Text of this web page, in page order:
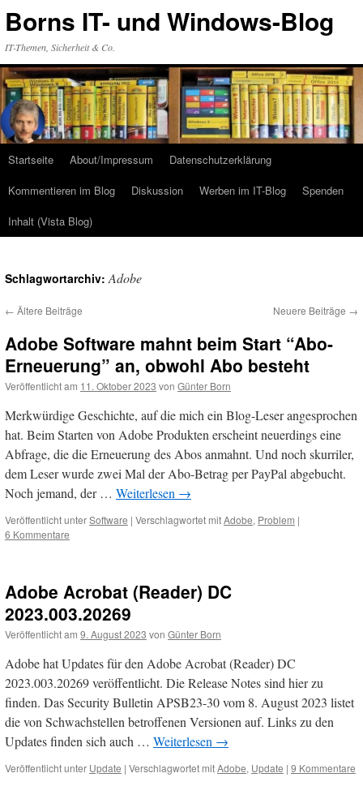
Inhalt
Borns IT- und Windows-Blog
IT-Themen, Sicherheit & Co.
Startseite About/Impressum
Datenschutzerklärung
Kommentieren im Blog
Diskussion Werben im IT-Blog
Spenden
Inhalt (Vista Blog)
Schlagwortarchiv:Adobe
← Ältere Beiträge Neuere Beiträge →
Adobe Software mahnt beim Start “Abo-
Erneuerung” an, obwohl Abo besteht
Veröffentlicht am 11. Oktober 2023 von Günter Born
Merkwürdige Geschichte, auf die mich ein Blog-Leser angesprochen
hat. Beim Starten von Adobe Produkten erscheint neuerdings eine
Abfrage, die die Erneuerung des Abos anmahnt. Und noch skurriler,
dem Leser wurde zwei Mal der Abo-Betrag per PayPal abgebucht.
Noch jemand, der … Weiterlesen →
Veröffentlicht unterSoftware | Verschlagwortet mitAdobe, Problem |
6 Kommentare
Adobe Acrobat (Reader) DC
2023.003.20269
Veröffentlicht am 9. August 2023 von Günter Born
Adobe hat Updates für den Adobe Acrobat (Reader) DC
2023.003.20269 veröffentlicht. Die Release Notes sind hier zu
finden. Das Security Bulletin APSB23-30 vom 8. August 2023 listet
die von Schwachstellen betroffenen Versionen auf. Links zu den
Updates finden sich auch … Weiterlesen →
Veröffentlicht unter Update | Verschlagwortet mitAdobe, Update | 9 Kommentare